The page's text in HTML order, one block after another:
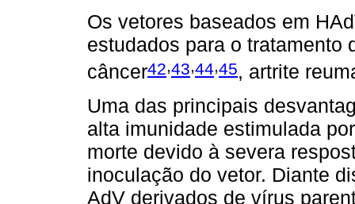
Os vetores baseados em
estudados para o tratamento
câncer42,43,44,45, artrite
Uma das principais
alta imunidade estimulada
morte devido à severa
inoculação do vetor. Diante
AdV derivados de vírus